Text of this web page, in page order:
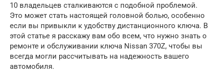
10 владельцев сталкиваются с подобной проблемой.
Это может стать настоящей головной болью, особенно
если вы привыкли к удобству дистанционного ключа. В
этой статье я расскажу вам обо всем, что нужно знать о
ремонте и обслуживании ключа Nissan 370Z, чтобы вы
всегда могли рассчитывать на надежность вашего
автомобиля.